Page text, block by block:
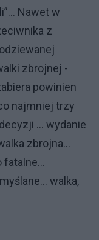
Nawet w
z
zbrojnej -
powinien
najmniej trzy
... wydanie
zbrojna...
fatalne...
walka,